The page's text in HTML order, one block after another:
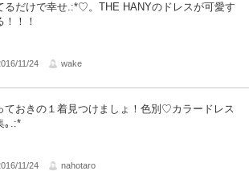
るだけで幸せ.:*♡。THE HANYのドレスが可愛す
！！！
11/24 wake
ておきの１着見つけましょ！色別♡カラードレス
｡.:*
11/24 nahotaro